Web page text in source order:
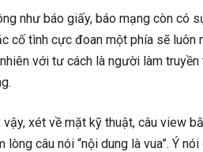
như báo giấy, báo mạng còn có
cố tình cực đoan một phía sẽ luôn
với tư cách là người làm
vậy, xét về mặt kỹ thuật, câu view
lòng câu nói “nội dung là vua”. Ý